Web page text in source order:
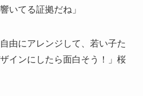
いてる証拠だね」
由にアレンジして、若い子た
インにしたら面白そう！」桜